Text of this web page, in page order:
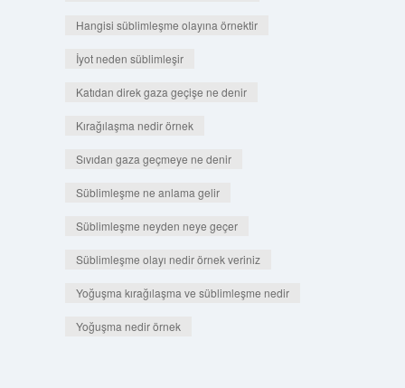
Hangisi süblimleşme olayına örnektir
İyot neden süblimleşir
Katıdan direk gaza geçişe ne denir
Kırağılaşma nedir örnek
Sıvıdan gaza geçmeye ne denir
Süblimleşme ne anlama gelir
Süblimleşme neyden neye geçer
Süblimleşme olayı nedir örnek veriniz
Yoğuşma kırağılaşma ve süblimleşme nedir
Yoğuşma nedir örnek